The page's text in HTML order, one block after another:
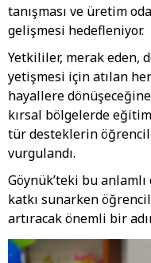
tanışması ve üretim
gelişmesi hedefleniyor.
Yetkililer, merak eden,
yetişmesi için atılan
hayallere
kırsal bölgelerde
tür desteklerin
vurgulandı.
Göynük’teki bu
katkı sunarken
artıracak önemli bir